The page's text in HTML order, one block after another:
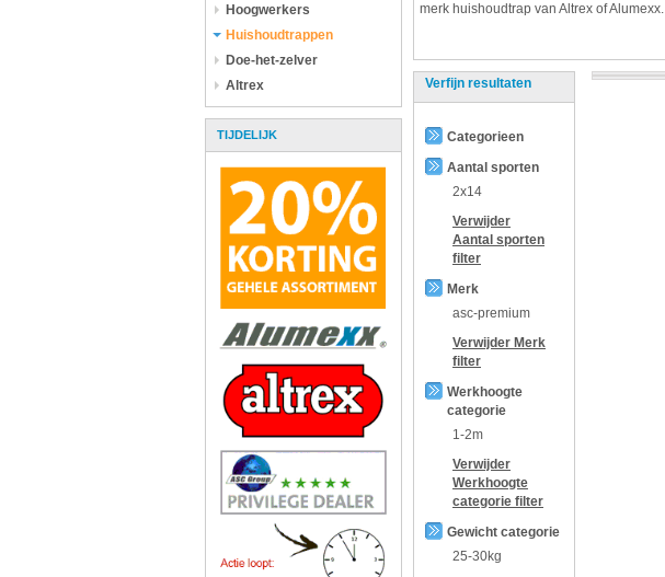
Hoogwerkers
Huishoudtrappen
Doe-het-zelver
Altrex
TIJDELIJK
merk huishoudtrap van Altrex of Alumexx.
Verfijn resultaten
Categorieen
Aantal sporten
2x14
Verwijder
Aantal sporten
filter
Merk
asc-premium
Verwijder Merk
filter
Werkhoogte
categorie
1-2m
Verwijder
Werkhoogte
categorie filter
Gewicht categorie
25-30kg